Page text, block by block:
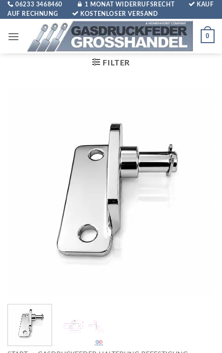
Zum
Inhalt
06233 3468460 1 MONAT WIDERRUFSRECHT
KAUF
AUF RECHNUNG
KOSTENLOSER VERSAND
0
FILTER